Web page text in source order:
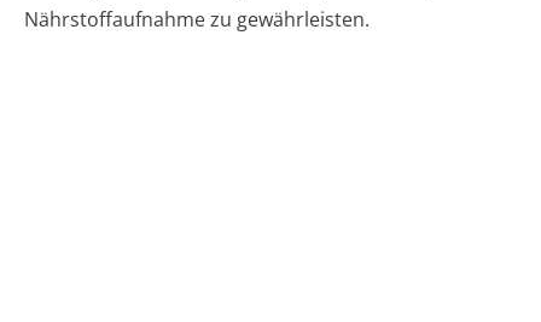
Nährstoffaufnahme zu gewährleisten.